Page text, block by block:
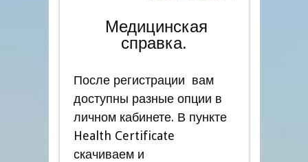
Медицинская
справка.
После регистрации вам
доступны разные опции в
личном кабинете. В пункте
Health Certificate
скачиваем и